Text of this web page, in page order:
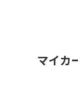
マイカ